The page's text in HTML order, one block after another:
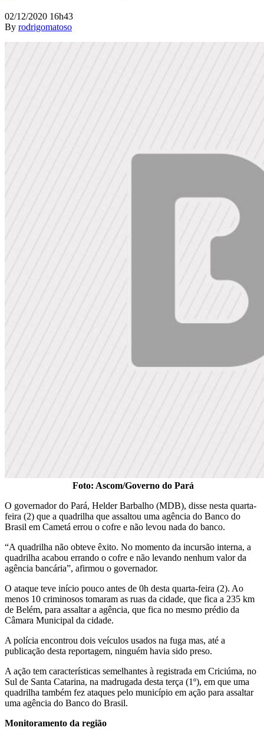
02/12/2020 16h43
By rodrigomatoso
Foto: Ascom/Governo do Pará
O governador do Pará, Helder Barbalho (MDB), disse nesta quarta-
feira (2) que a quadrilha que assaltou uma agência do Banco do
Brasil em Cametá errou o cofre e não levou nada do banco.
“A quadrilha não obteve êxito. No momento da incursão interna, a
quadrilha acabou errando o cofre e não levando nenhum valor da
agência bancária”, afirmou o governador.
O ataque teve início pouco antes de 0h desta quarta-feira (2). Ao
menos 10 criminosos tomaram as ruas da cidade, que fica a 235 km
de Belém, para assaltar a agência, que fica no mesmo prédio da
Câmara Municipal da cidade.
A polícia encontrou dois veículos usados na fuga mas, até a
publicação desta reportagem, ninguém havia sido preso.
A ação tem características semelhantes à registrada em Criciúma, no
Sul de Santa Catarina, na madrugada desta terça (1º), em que uma
quadrilha também fez ataques pelo município em ação para assaltar
uma agência do Banco do Brasil.
Monitoramento da região